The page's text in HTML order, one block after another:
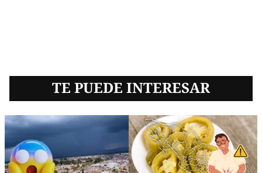
TE PUEDE INTERESAR